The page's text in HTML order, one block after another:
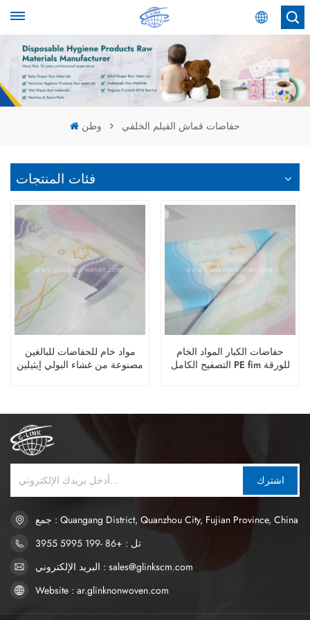
عربي
English
وطن حفاضات قماش الفيلم الخلفي
فئات المنتجات
مواد خام للحفاضات للبالغين
مصنوعة من غشاء البولي إيثيلين
حفاضات الكبار المواد الخام
التصفيح الكامل PE fim للورقة
اشترك
جمع : Quangang District, Quanzhou City, Fujian Province, China
تل : +86 -199 5995 3955
البريد الإلكتروني : sales@glinkscm.com
Website : ar.glinknonwoven.com